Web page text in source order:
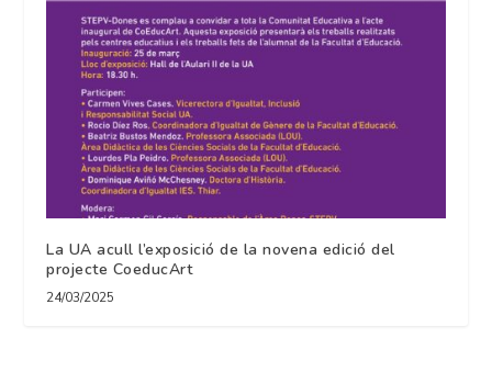
La UA acull l’exposició de la novena edició del
projecte CoeducArt
24/03/2025